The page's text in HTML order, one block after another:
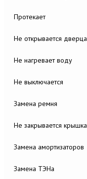
Протекает
Не открывается дверца
Не нагревает воду
Не выключается
Замена ремня
Не закрывается крышка
Замена амортизаторов
Замена ТЭНа